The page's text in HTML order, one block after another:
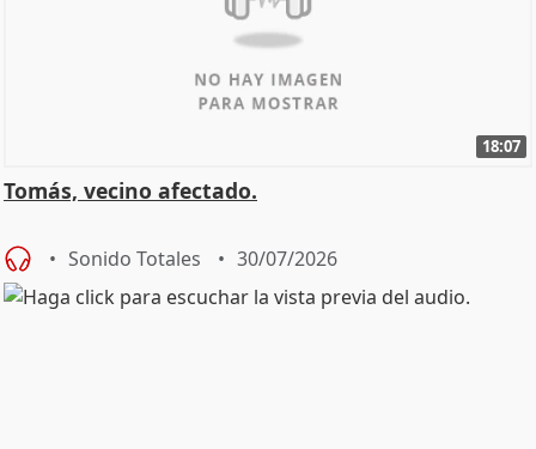
18:07
Tomás, vecino afectado.
Sonido Totales 30/07/2026